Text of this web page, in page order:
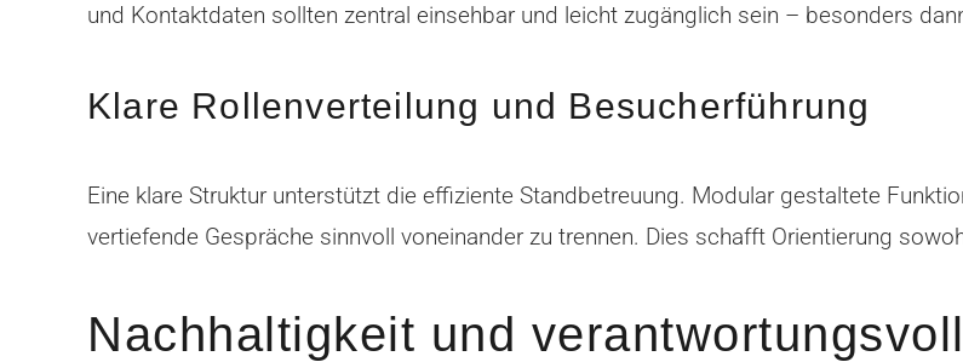
und Kontaktdaten sollten zentral einsehbar und leicht zugänglich sein – besonders
Klare Rollenverteilung und Besucherführung
Eine klare Struktur unterstützt die effiziente Standbetreuung. Modular gestaltete
vertiefende Gespräche sinnvoll voneinander zu trennen. Dies schafft Orientierung
Nachhaltigkeit und